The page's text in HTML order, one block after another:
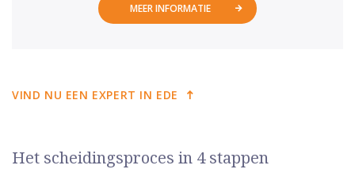
MEER INFORMATIE
VIND NU EEN EXPERT IN EDE
Het scheidingsproces in 4 stappen